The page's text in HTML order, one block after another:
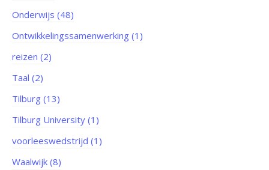
Onderwijs (48)
Ontwikkelingssamenwerking (1)
reizen (2)
Taal (2)
Tilburg (13)
Tilburg University (1)
voorleeswedstrijd (1)
Waalwijk (8)